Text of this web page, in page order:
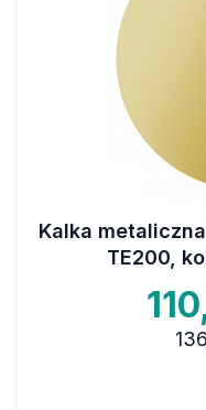
Kalka
TE200,